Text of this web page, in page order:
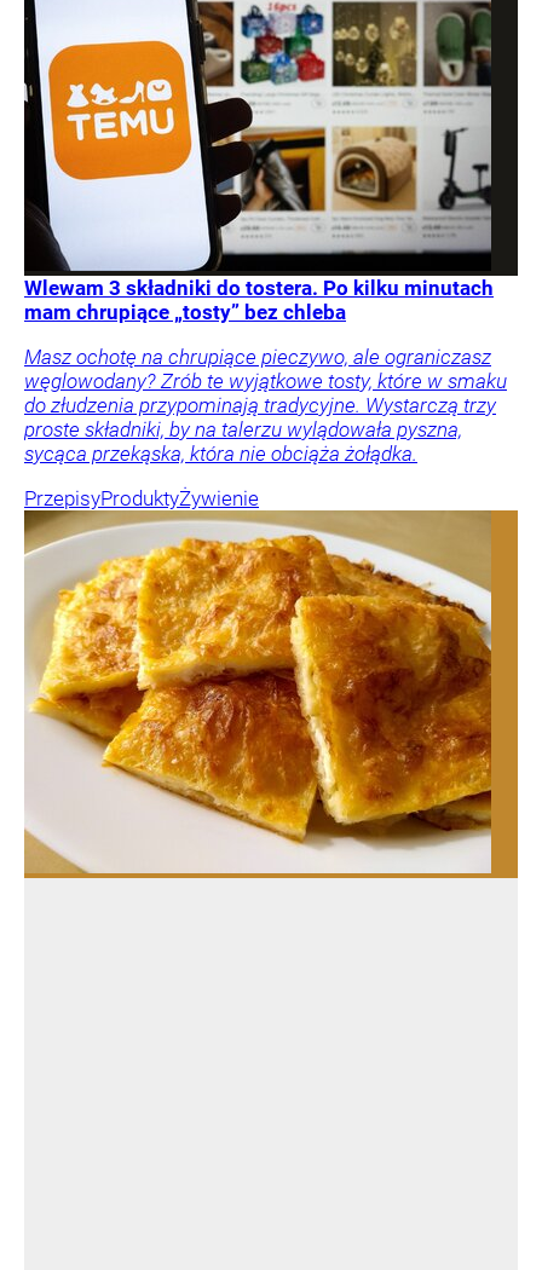
Wlewam 3 składniki do tostera. Po kilku minutach
mam chrupiące „tosty” bez chleba
Masz ochotę na chrupiące pieczywo, ale ograniczasz
węglowodany? Zrób te wyjątkowe tosty, które w smaku
do złudzenia przypominają tradycyjne. Wystarczą trzy
proste składniki, by na talerzu wylądowała pyszna,
sycąca przekąska, która nie obciąża żołądka.
PrzepisyProduktyŻywienie